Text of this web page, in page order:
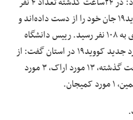
از هم استانی هایمان در اثر ابتلا به کووید۱۹ جان خود را از دست داده‌اند و
بر این اساس تعداد فوتی های این بیماری به ۱۰۸ نفر رسید. رییس دانشگاه
علوم پزشکی استان مرکزی در مورد موارد جدید کووید۱۹ در استان گفت: از